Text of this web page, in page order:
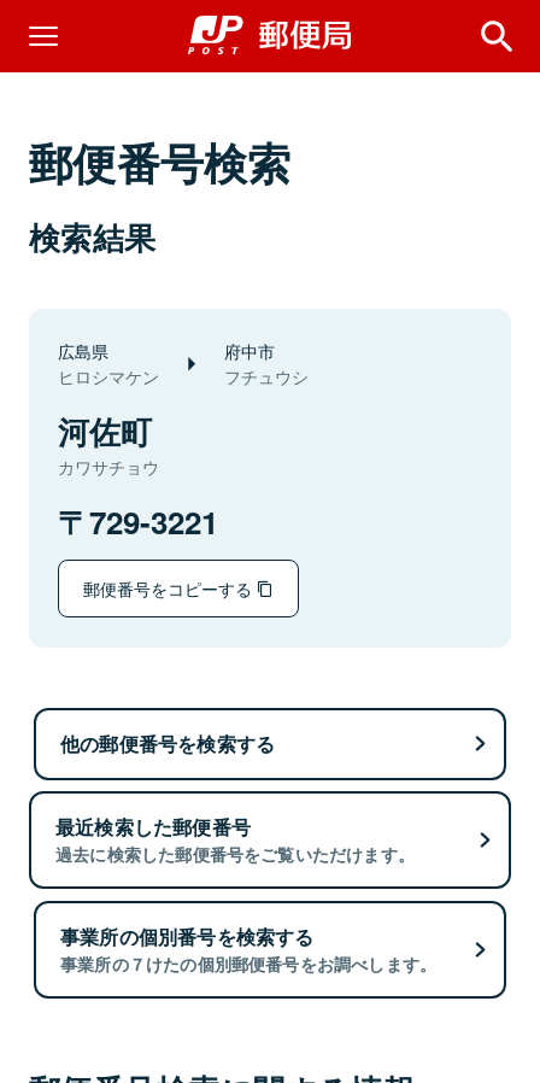
郵便番号検索
検索結果
広島県
ヒロシマケン
府中市
フチュウシ
河佐町
カワサチョウ
729-3221
郵便番号をコピーする
他の郵便番号を検索する
最近検索した郵便番号
過去に検索した郵便番号をご覧いただけます。
事業所の個別番号を検索する
事業所の７けたの個別郵便番号をお調べします。